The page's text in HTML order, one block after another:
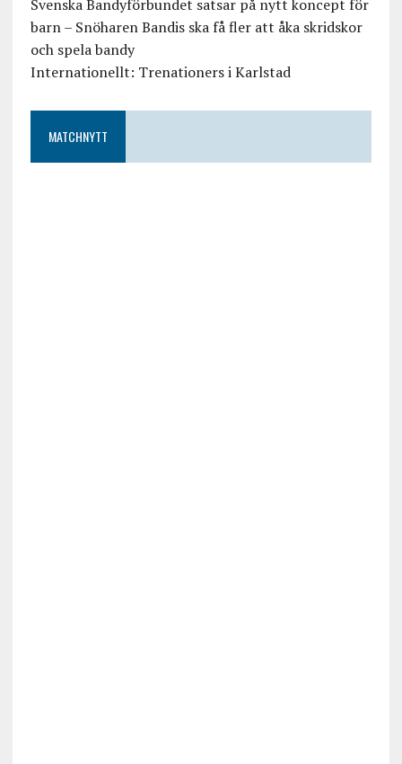
Svenska Bandyförbundet satsar på nytt koncept för
barn – Snöharen Bandis ska få fler att åka skridskor
och spela bandy
Internationellt: Trenationers i Karlstad
MATCHNYTT